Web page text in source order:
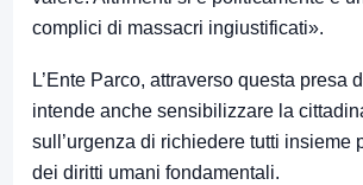
complici di massacri ingiustificati».
L’Ente Parco, attraverso questa presa
intende anche sensibilizzare la
sull’urgenza di richiedere tutti insieme
dei diritti umani fondamentali.